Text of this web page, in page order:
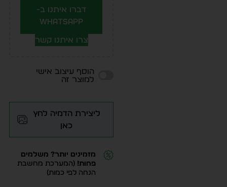
דברו איתנו ב-
WhatsApp
צרו איתנו קשר
הוסף עיצוב אישי
למוצר זה
ליצירת הדמיה לחץ
כאן
מזמינים יותר? משלמים
פחות! (המערכת מחשבת
הנחה לפי כמות)